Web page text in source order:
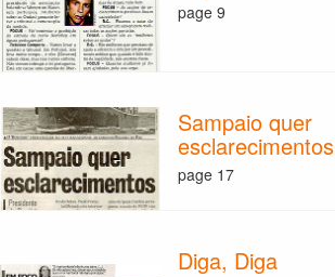
page 9
Sampaio quer
esclarecimentos
page 17
Diga, Diga